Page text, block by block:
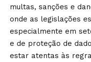
multas, sanções e
onde as legislações
especialmente em
e de proteção de
estar atentas às